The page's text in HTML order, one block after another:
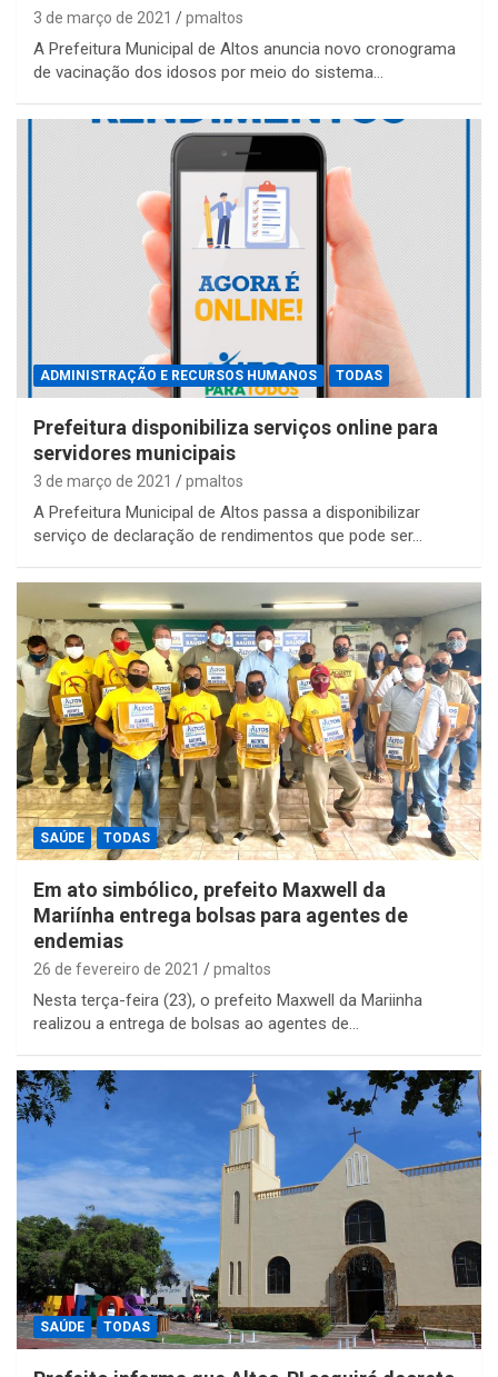
3 de março de 2021 pmaltos
A Prefeitura Municipal de Altos anuncia novo cronograma
de vacinação dos idosos por meio do sistema…
ADMINISTRAÇÃO E RECURSOS HUMANOS TODAS
Prefeitura disponibiliza serviços online para
servidores municipais
3 de março de 2021 pmaltos
A Prefeitura Municipal de Altos passa a disponibilizar
serviço de declaração de rendimentos que pode ser…
SAÚDE TODAS
Em ato simbólico, prefeito Maxwell da
Mariínha entrega bolsas para agentes de
endemias
26 de fevereiro de 2021 pmaltos
Nesta terça-feira (23), o prefeito Maxwell da Mariinha
realizou a entrega de bolsas ao agentes de…
SAÚDE TODAS